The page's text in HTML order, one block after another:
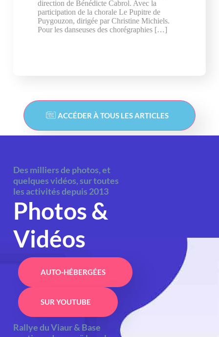
direction de Bénédicte Cabrol. Avec la
participation de la chorale Le Pupitre de
Puygouzon, dirigée par Christine Michiels.
Pour les danseuses des chorégraphies […]
ACCÉDER À TOUS LES ARTICLES
Des milliers de photos, et
quelques vidéos, sur toutes
les activités depuis 2013
Photos &
Vidéos
AUTO-HÉBERGÉES
SUR YOUTUBE
Rallye du Viaur & Base